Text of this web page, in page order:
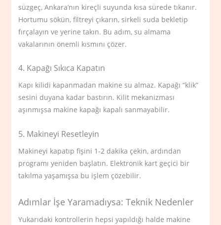
süzgeç, Ankara’nın kireçli suyunda kısa sürede tıkanır.
Hortumu sökün, filtreyi çıkarın, sirkeli suda bekletip
fırçalayın ve yerine takın. Bu adım, su almama
vakalarının önemli kısmını çözer.
4. Kapağı Sıkıca Kapatın
Kapı kilidi kapanmadan makine su almaz. Kapağı “klik”
sesini duyana kadar bastırın. Kilit mekanizması
aşınmışsa makine kapağı kapalı sanmayabilir.
5. Makineyi Resetleyin
Makineyi kapatıp fişini 1-2 dakika çekin, ardından
programı yeniden başlatın. Elektronik kart geçici bir
takılma yaşamışsa bu işlem çözebilir.
Adımlar İşe Yaramadıysa: Teknik Nedenler
Yukarıdaki kontrollerin hepsi yapıldığı halde makine